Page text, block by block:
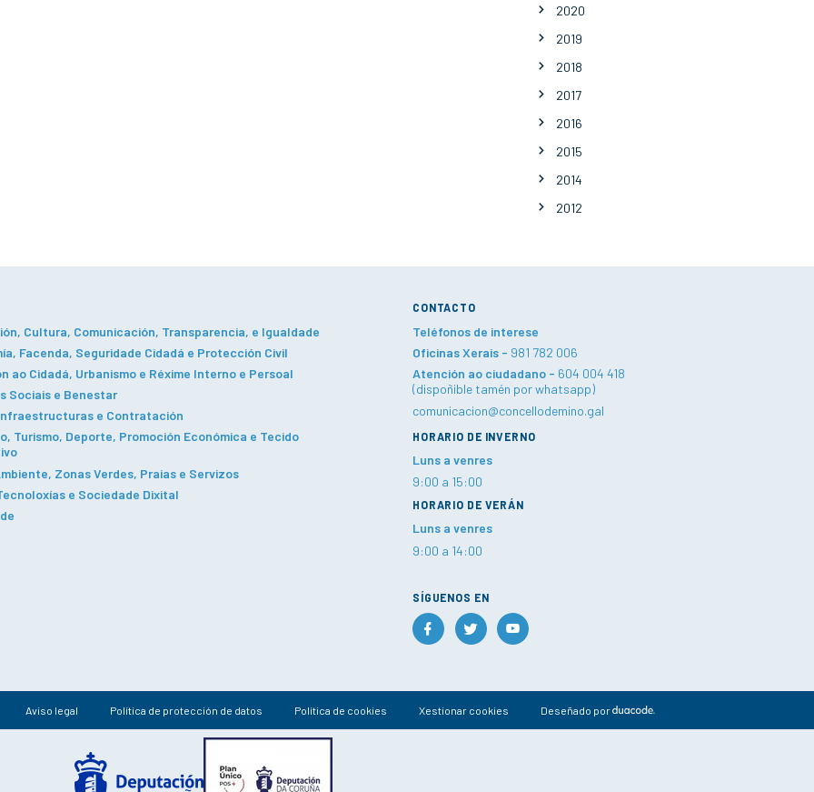
2020
2019
2018
2017
2016
2015
2014
2012
Cultura, Comunicación, Transparencia, e Igualdade
Facenda, Seguridade Cidadá e Protección Civil
ao Cidadá, Urbanismo e Réxime Interno e Persoal
Sociais e Benestar
e Contratación
Turismo, Deporte, Promoción Económica e Tecido
Zonas Verdes, Praias e Servizos
e Sociedade Dixital
CONTACTO
Teléfonos de interese
Oficinas Xerais - 981 782 006
Atención ao ciudadano - 604 004 418
(dispoñible tamén por whatsapp)
comunicacion@concellodemino.gal
HORARIO DE INVERNO
Luns a venres
9:00 a 15:00
HORARIO DE VERÁN
Luns a venres
9:00 a 14:00
SÍGUENOS EN
Aviso legal Política de protección de datos Política de cookies Xestionar cookies Deseñado por